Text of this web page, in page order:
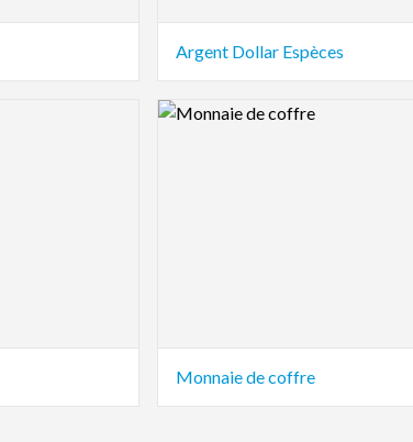
Argent Dollar Espèces
Logo Preview Image
Monnaie de coffre